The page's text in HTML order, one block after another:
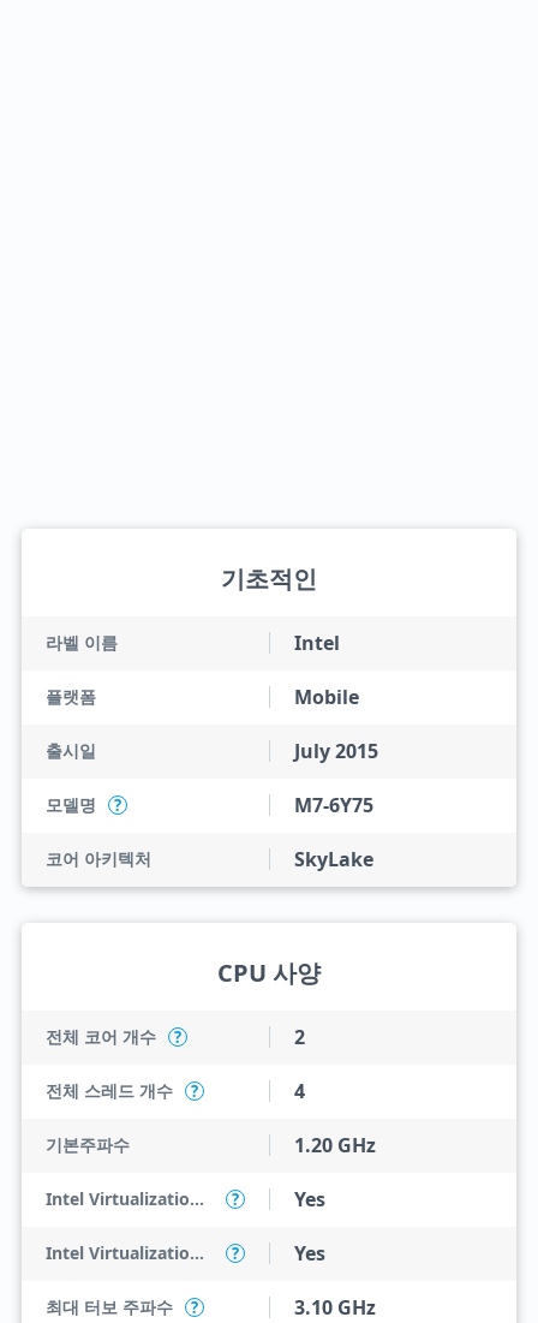
기초적인
라벨 이름 Intel
플랫폼 Mobile
출시일 July 2015
모델명 ? M7-6Y75
코어 아키텍처 SkyLake
CPU 사양
전체 코어 개수 ? 2
전체 스레드 개수 ? 4
기본주파수 1.20 GHz
Intel Virtualization Technology (VT-x) ? Yes
Intel Virtualization Technology for Directed I/O (VT-d) ? Yes
최대 터보 주파수 ? 3.10 GHz